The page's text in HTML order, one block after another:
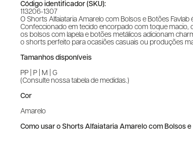
Código identificador (SKU):
113206-1307
O Shorts Alfaiataria Amarelo com Bolsos e Botões
Confeccionado em tecido encorpado com toque macio,
os bolsos com lapela e botões metálicos adicionam
o shorts perfeito para ocasiões casuais ou produções
Tamanhos disponíveis
PP | P | M | G
(Consulte nossa tabela de medidas.)
Cor
Amarelo
Como usar o Shorts Alfaiataria Amarelo com Bolsos